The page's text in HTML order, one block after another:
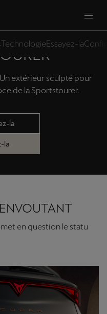
TechnologieEssayez-la
LEON
extérieur sculpté pour
de la Sportstourer.
la
la
en question le statu